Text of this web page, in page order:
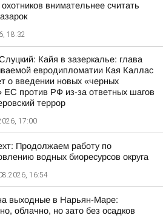
внимательнее считать
18:32
Кайя в зазеркалье: глава
евродипломатии Кая Каллас
о введении новых «черных
ЕС против РФ из-за ответных шагов
террор
17:00
Продолжаем работу по
водных биоресурсов округа
16:54
выходные в Нарьян-Маре:
облачно, но зато без осадков